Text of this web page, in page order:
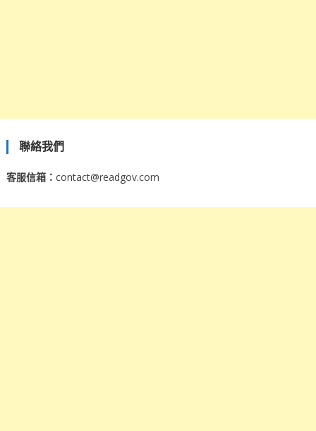
聯絡我們
客服信箱： contact@readgov.com